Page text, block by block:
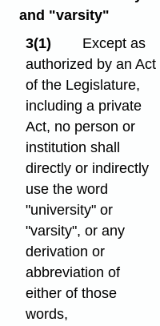
and "varsity"
3(1)
Except as
authorized by an Act
of the Legislature,
including a private
Act, no person or
institution shall
directly or indirectly
use the word
"university" or
"varsity", or any
derivation or
abbreviation of
either of those
words,